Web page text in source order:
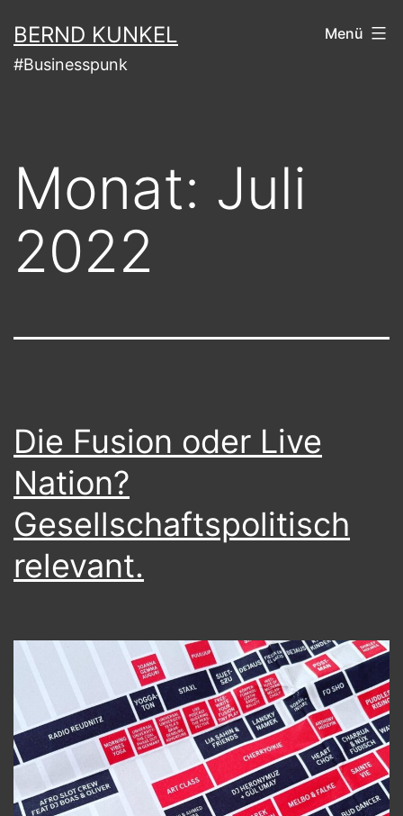
Inhalt
springen
BERND KUNKEL
#Businesspunk
Menü
Monat: Juli
2022
Die Fusion oder Live
Nation?
Gesellschaftspolitisch
relevant.